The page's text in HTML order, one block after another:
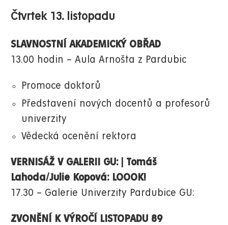
Čtvrtek 13. listopadu
SLAVNOSTNÍ AKADEMICKÝ OBŘAD
13.00 hodin – Aula Arnošta z Pardubic
Promoce doktorů
Představení nových docentů a profesorů
univerzity
Vědecká ocenění rektora
VERNISÁŽ V GALERII GU: | Tomáš
Lahoda/Julie Kopová: LOOOK!
17.30 – Galerie Univerzity Pardubice GU:
ZVONĚNÍ K VÝROČÍ LISTOPADU 89